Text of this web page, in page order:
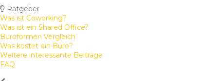
Ratgeber
Was ist Coworking?
Was ist ein Shared Office?
Büroformen Vergleich
Was kostet ein Büro?
Weitere interessante Beiträge
FAQ